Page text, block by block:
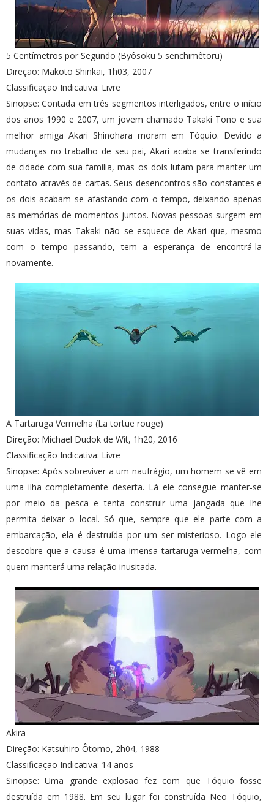
5 Centímetros por Segundo (Byôsoku 5 senchimêtoru)
Direção: Makoto Shinkai, 1h03, 2007
Classificação Indicativa: Livre
Sinopse: Contada em três segmentos interligados, entre o início
dos anos 1990 e 2007, um jovem chamado Takaki Tono e sua
melhor amiga Akari Shinohara moram em Tóquio. Devido a
mudanças no trabalho de seu pai, Akari acaba se transferindo
de cidade com sua família, mas os dois lutam para manter um
contato através de cartas. Seus desencontros são constantes e
os dois acabam se afastando com o tempo, deixando apenas
as memórias de momentos juntos. Novas pessoas surgem em
suas vidas, mas Takaki não se esquece de Akari que, mesmo
com o tempo passando, tem a esperança de encontrá-la
novamente.
A Tartaruga Vermelha (La tortue rouge)
Direção: Michael Dudok de Wit, 1h20, 2016
Classificação Indicativa: Livre
Sinopse: Após sobreviver a um naufrágio, um homem se vê em
uma ilha completamente deserta. Lá ele consegue manter-se
por meio da pesca e tenta construir uma jangada que lhe
permita deixar o local. Só que, sempre que ele parte com a
embarcação, ela é destruída por um ser misterioso. Logo ele
descobre que a causa é uma imensa tartaruga vermelha, com
quem manterá uma relação inusitada.
Akira
Direção: Katsuhiro Ôtomo, 2h04, 1988
Classificação Indicativa: 14 anos
Sinopse: Uma grande explosão fez com que Tóquio fosse
destruída em 1988. Em seu lugar foi construída Neo Tóquio,